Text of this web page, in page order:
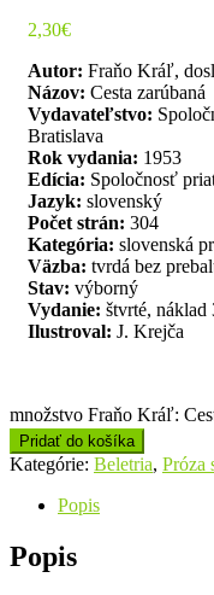
2,30€
Autor: Fraňo Kráľ,
Názov: Cesta zarúbaná
Vydavateľstvo:
Bratislava
Rok vydania: 1953
Edícia: Spoločnosť
Jazyk: slovenský
Počet strán: 304
Kategória: slovenská
Väzba: tvrdá bez
Stav: výborný
Vydanie: štvrté, náklad
Ilustroval: J. Krejča
množstvo Fraňo Kráľ:
Pridať do košíka
Kategórie: Beletria, Próza
Popis
Popis